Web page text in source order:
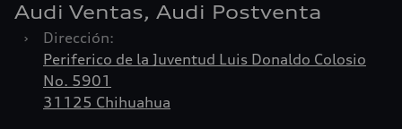
Audi Ventas, Audi Postventa
›
Dirección:
Periferico de la Juventud Luis Donaldo Colosio
No. 5901
31125 Chihuahua